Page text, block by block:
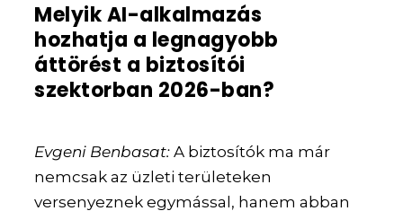
Melyik AI-alkalmazás
hozhatja a legnagyobb
áttörést a biztosítói
szektorban 2026-ban?
Evgeni Benbasat: A biztosítók ma már
nemcsak az üzleti területeken
versenyeznek egymással, hanem abban